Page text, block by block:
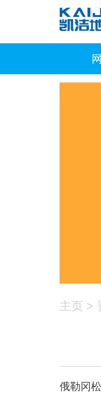
主页 >
俄勒冈